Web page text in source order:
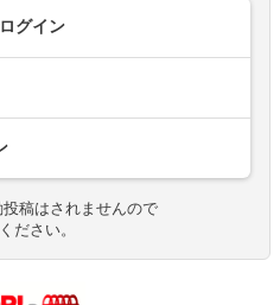
グイン
稿はされませんので
ださい。